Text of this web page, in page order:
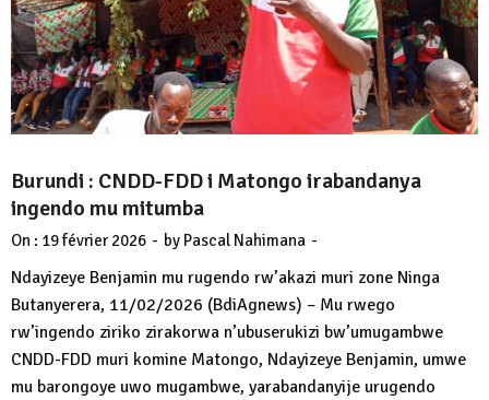
Burundi : CNDD-FDD i Matongo irabandanya
ingendo mu mitumba
On : 19 février 2026 - by Pascal Nahimana -
Ndayizeye Benjamin mu rugendo rw’akazi muri zone Ninga
Butanyerera, 11/02/2026 (BdiAgnews) – Mu rwego
rw’ingendo ziriko zirakorwa n’ubuserukizi bw’umugambwe
CNDD-FDD muri komine Matongo, Ndayizeye Benjamin, umwe
mu barongoye uwo mugambwe, yarabandanyije urugendo